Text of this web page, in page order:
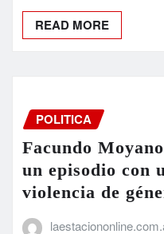
un episodio con
violencia de
laestaciononline.com.ar
El exdiputado nacional y
Moyano fue demorado